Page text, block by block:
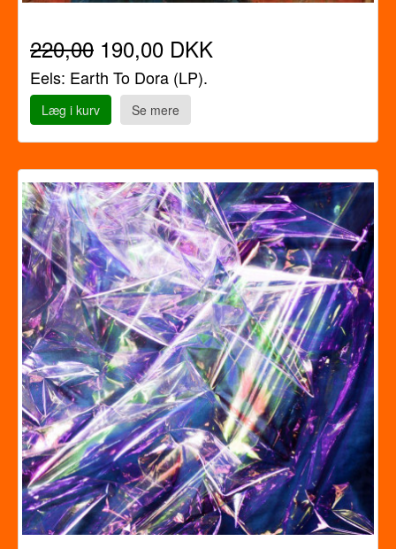
220,00 190,00 DKK
Eels: Earth To Dora (LP).
Læg i kurv Se mere